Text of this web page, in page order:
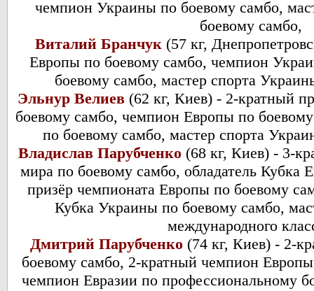
чемпион Украины по боевому самбо,
боевому самбо,
Виталий Бранчук (57 кг,
Европы по боевому самбо, чемпион
боевому самбо, мастер спорта
Эльнур Велиев (62 кг, Киев) - 2-кратный
боевому самбо, чемпион Европы по
по боевому самбо, мастер спорта
Владислав Парубченко (68 кг, Киев) - 3-
мира по боевому самбо, обладатель Кубка
призёр чемпионата Европы по боевому
Кубка Украины по боевому самбо,
международного
Дмитрий Парубченко (74 кг, Киев) - 2-
боевому самбо, 2-кратный чемпион
чемпион Евразии по профессиональному